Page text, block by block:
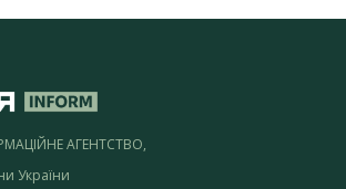
АГЕНТСТВО,
України